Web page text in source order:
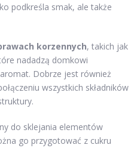
podkreśla smak, ale także
korzennych, takich jak
nadadzą domkowi
Dobrze jest również
wszystkich składników
do sklejania elementów
go przygotować z cukru